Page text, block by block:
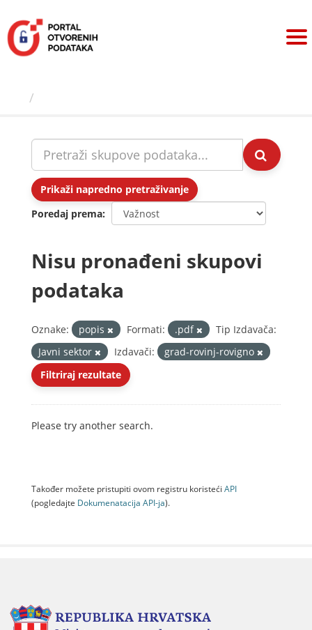
sadržaj
Prikaži napredno pretraživanje
Poredaj prema
Nisu pronađeni skupovi
podataka
Oznake: popis Formati: .pdf
Tip Izdavača:
Javni sektor
Izdavači:
grad-rovinj-rovigno
Filtriraj rezultate
Please try another search.
Također možete pristupiti ovom registru koristeći API
(pogledajte Dokumenаtаcijа API-jа).